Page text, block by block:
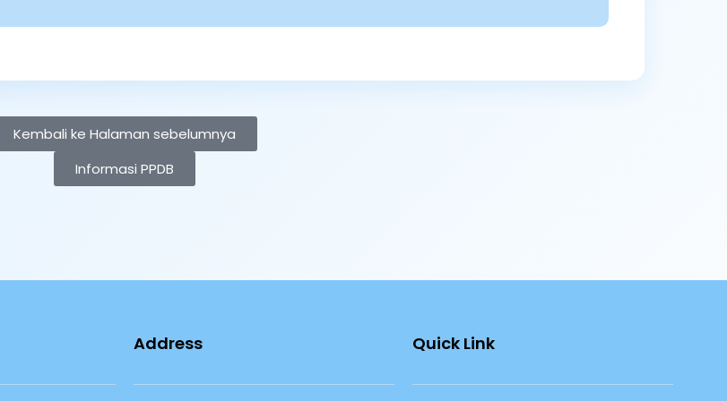
Kembali ke Halaman sebelumnya
Informasi PPDB
Address Quick Link